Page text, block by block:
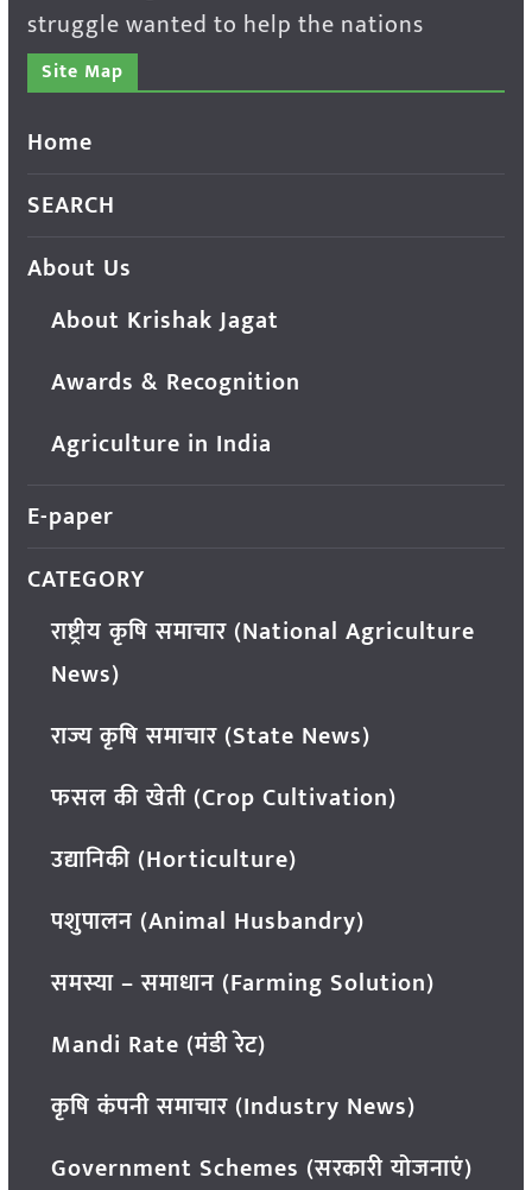
struggle wanted to help the nations
Site Map
Home
SEARCH
About Us
About Krishak Jagat
Awards & Recognition
Agriculture in India
E-paper
CATEGORY
राष्ट्रीय कृषि समाचार (National Agriculture
News)
राज्य कृषि समाचार (State News)
फसल की खेती (Crop Cultivation)
उद्यानिकी (Horticulture)
पशुपालन (Animal Husbandry)
समस्या – समाधान (Farming Solution)
Mandi Rate (मंडी रेट)
कृषि कंपनी समाचार (Industry News)
Government Schemes (सरकारी योजनाएं)